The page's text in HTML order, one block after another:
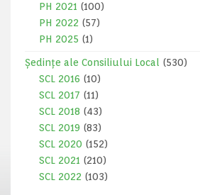
PH 2021 (100)
PH 2022 (57)
PH 2025 (1)
Ședințe ale Consiliului Local
(530)
SCL 2016 (10)
SCL 2017 (11)
SCL 2018 (43)
SCL 2019 (83)
SCL 2020 (152)
SCL 2021 (210)
SCL 2022 (103)